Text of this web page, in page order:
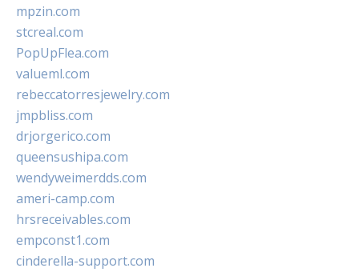
mpzin.com
stcreal.com
PopUpFlea.com
valueml.com
rebeccatorresjewelry.com
jmpbliss.com
drjorgerico.com
queensushipa.com
wendyweimerdds.com
ameri-camp.com
hrsreceivables.com
empconst1.com
cinderella-support.com